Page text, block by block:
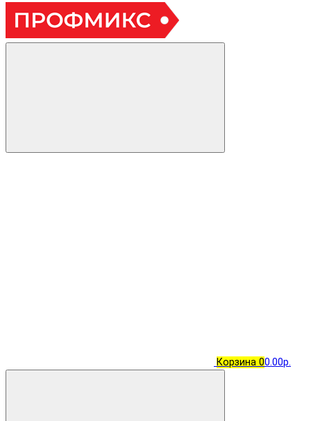
Корзина 00.00р.